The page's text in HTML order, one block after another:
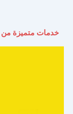
خدمات متميزة